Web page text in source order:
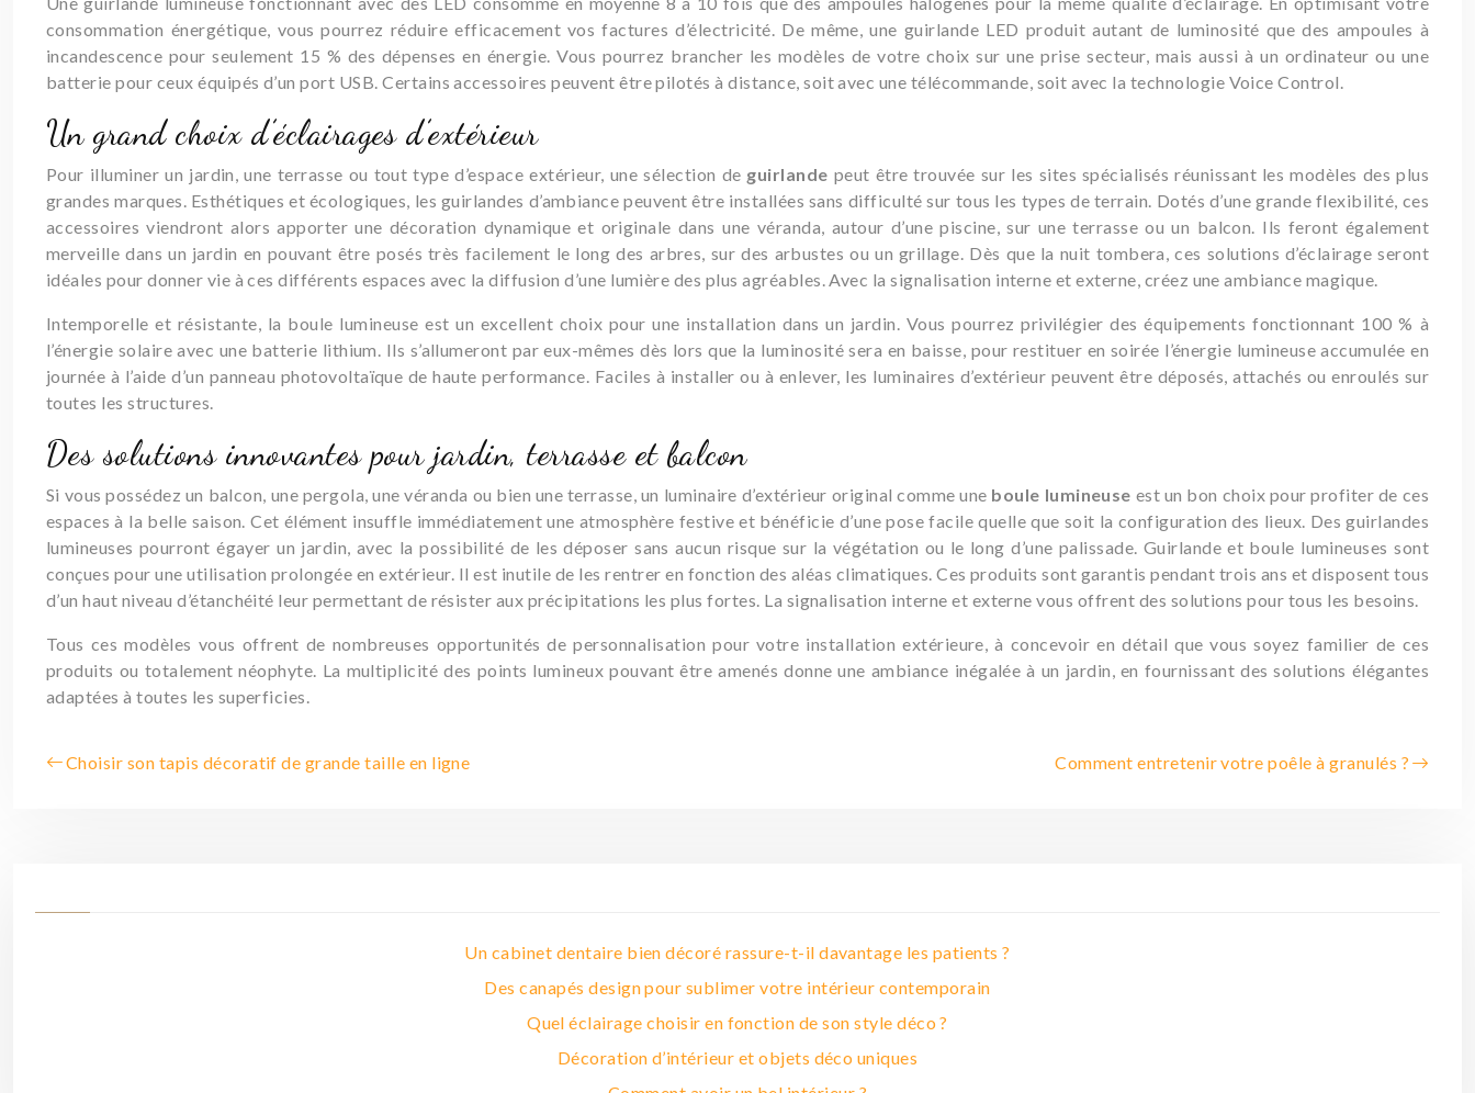
consommation énergétique, vous pourrez réduire efficacement vos factures d’électricité. De même, une guirlande LED produit autant de luminosité que des ampoules à
incandescence pour seulement 15 % des dépenses en énergie. Vous pourrez brancher les modèles de votre choix sur une prise secteur, mais aussi à un ordinateur ou une
batterie pour ceux équipés d’un port USB. Certains accessoires peuvent être pilotés à distance, soit avec une télécommande, soit avec la technologie Voice Control.
Un grand choix d’éclairages d’extérieur
Pour illuminer un jardin, une terrasse ou tout type d’espace extérieur, une sélection de guirlande peut être trouvée sur les sites spécialisés réunissant les modèles des plus
grandes marques. Esthétiques et écologiques, les guirlandes d’ambiance peuvent être installées sans difficulté sur tous les types de terrain. Dotés d’une grande flexibilité, ces
accessoires viendront alors apporter une décoration dynamique et originale dans une véranda, autour d’une piscine, sur une terrasse ou un balcon. Ils feront également
merveille dans un jardin en pouvant être posés très facilement le long des arbres, sur des arbustes ou un grillage. Dès que la nuit tombera, ces solutions d’éclairage seront
idéales pour donner vie à ces différents espaces avec la diffusion d’une lumière des plus agréables. Avec la signalisation interne et externe, créez une ambiance magique.
Intemporelle et résistante, la boule lumineuse est un excellent choix pour une installation dans un jardin. Vous pourrez privilégier des équipements fonctionnant 100 % à
l’énergie solaire avec une batterie lithium. Ils s’allumeront par eux-mêmes dès lors que la luminosité sera en baisse, pour restituer en soirée l’énergie lumineuse accumulée en
journée à l’aide d’un panneau photovoltaïque de haute performance. Faciles à installer ou à enlever, les luminaires d’extérieur peuvent être déposés, attachés ou enroulés sur
toutes les structures.
Des solutions innovantes pour jardin, terrasse et balcon
Si vous possédez un balcon, une pergola, une véranda ou bien une terrasse, un luminaire d’extérieur original comme une boule lumineuse est un bon choix pour profiter de ces
espaces à la belle saison. Cet élément insuffle immédiatement une atmosphère festive et bénéficie d’une pose facile quelle que soit la configuration des lieux. Des guirlandes
lumineuses pourront égayer un jardin, avec la possibilité de les déposer sans aucun risque sur la végétation ou le long d’une palissade. Guirlande et boule lumineuses sont
conçues pour une utilisation prolongée en extérieur. Il est inutile de les rentrer en fonction des aléas climatiques. Ces produits sont garantis pendant trois ans et disposent tous
d’un haut niveau d’étanchéité leur permettant de résister aux précipitations les plus fortes. La signalisation interne et externe vous offrent des solutions pour tous les besoins.
Tous ces modèles vous offrent de nombreuses opportunités de personnalisation pour votre installation extérieure, à concevoir en détail que vous soyez familier de ces
produits ou totalement néophyte. La multiplicité des points lumineux pouvant être amenés donne une ambiance inégalée à un jardin, en fournissant des solutions élégantes
adaptées à toutes les superficies.
Choisir son tapis décoratif de grande taille en ligne Comment entretenir votre poêle à granulés ?
Un cabinet dentaire bien décoré rassure-t-il davantage les patients ?
Des canapés design pour sublimer votre intérieur contemporain
Quel éclairage choisir en fonction de son style déco ?
Décoration d’intérieur et objets déco uniques